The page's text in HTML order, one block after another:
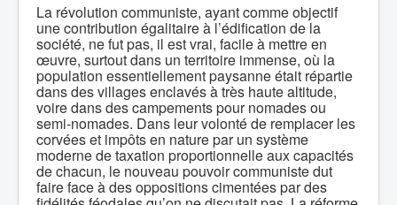
La révolution communiste, ayant comme objectif
une contribution égalitaire à l’édification de la
société, ne fut pas, il est vrai, facile à mettre en
œuvre, surtout dans un territoire immense, où la
population essentiellement paysanne était répartie
dans des villages enclavés à très haute altitude,
voire dans des campements pour nomades ou
semi-nomades. Dans leur volonté de remplacer les
corvées et impôts en nature par un système
moderne de taxation proportionnelle aux capacités
de chacun, le nouveau pouvoir communiste dut
faire face à des oppositions cimentées par des